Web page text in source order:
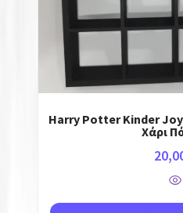
Harry Potter Kinder
Χάρι